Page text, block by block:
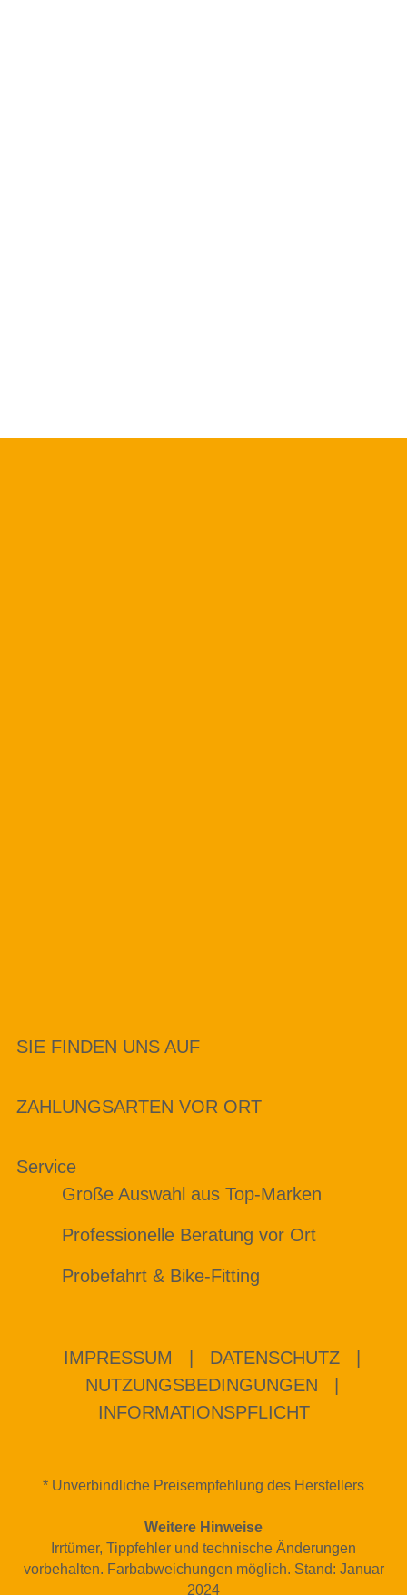
SIE FINDEN UNS AUF
ZAHLUNGSARTEN VOR ORT
Service
Große Auswahl aus Top-Marken
Professionelle Beratung vor Ort
Probefahrt & Bike-Fitting
IMPRESSUM DATENSCHUTZ
NUTZUNGSBEDINGUNGEN
INFORMATIONSPFLICHT
* Unverbindliche Preisempfehlung des Herstellers
Weitere Hinweise
Irrtümer, Tippfehler und technische Änderungen
vorbehalten. Farbabweichungen möglich. Stand: Januar
2024